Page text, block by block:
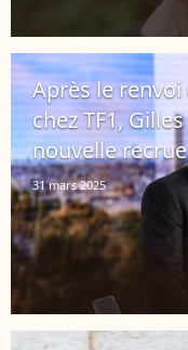
Après le
chez TF1,
nouvelle
31 mars 2025